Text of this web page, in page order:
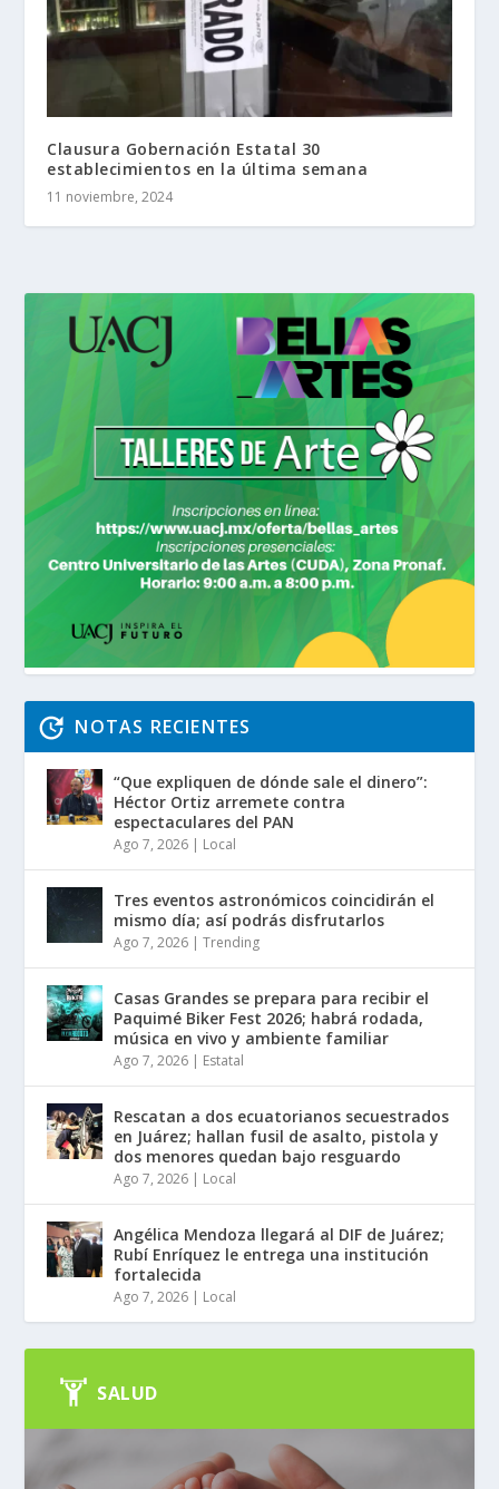
Clausura Gobernación Estatal 30
establecimientos en la última semana
11 noviembre, 2024
NOTAS RECIENTES
“Que expliquen de dónde sale el dinero”:
Héctor Ortiz arremete contra
espectaculares del PAN
Ago 7, 2026 | Local
Tres eventos astronómicos coincidirán el
mismo día; así podrás disfrutarlos
Ago 7, 2026 |Trending
Casas Grandes se prepara para recibir el
Paquimé Biker Fest 2026; habrá rodada,
música en vivo y ambiente familiar
Ago 7, 2026 | Estatal
Rescatan a dos ecuatorianos secuestrados
en Juárez; hallan fusil de asalto, pistola y
dos menores quedan bajo resguardo
Ago 7, 2026 | Local
Angélica Mendoza llegará al DIF de Juárez;
Rubí Enríquez le entrega una institución
fortalecida
Ago 7, 2026 | Local
SALUD